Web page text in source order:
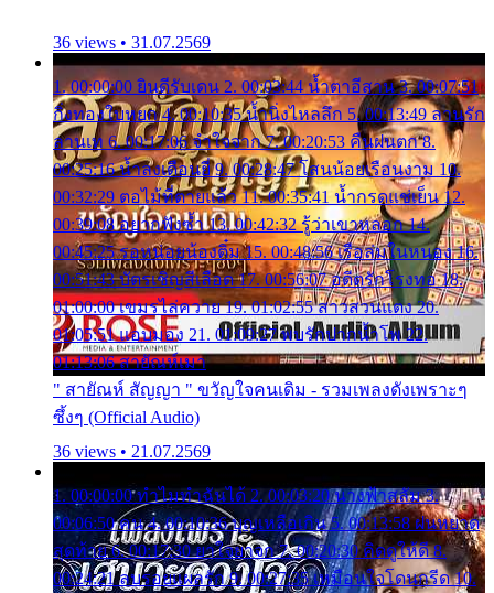
36 views • 31.07.2569
1. 00:00:00 ยินดีรับเดน 2. 00:03:44 น้ำตาอีสาน 3. 00:07:51
กิ่งทองใบหยก 4. 00:10:35 น้ำนิ่งไหลลึก 5. 00:13:49 ลานรัก
ลานเท 6. 00:17:06 จำใจจาก 7. 00:20:53 คืนฝนตก 8.
00:25:16 น้ำลงเดือนยี่ 9. 00:28:47 โสนน้อยเรือนงาม 10.
00:32:29 ตอไม้ที่ตายแล้ว 11. 00:35:41 น้ำกรดแช่เย็น 12.
00:39:08 อยากฟังซ้ำ 13. 00:42:32 รู้ว่าเขาหลอก 14.
00:45:25 รอหน่อยน้องติ๋ม 15. 00:48:56 เรือล่มในหนอง 16.
00:51:43 บัตรเชิญสีเลือด 17. 00:56:07 อดีตรักโรงทอ 18.
01:00:00 เขมรไล่ควาย 19. 01:02:55 สาวสวนแตง 20.
01:05:51 แอบมอง 21. 01:09:27 พบรักปากน้ำโพ 22.
01:13:06 สายัณห์เมา
" สายัณห์ สัญญา " ขวัญใจคนเดิม - รวมเพลงดังเพราะๆ
ซึ้งๆ (Official Audio)
36 views • 21.07.2569
1. 00:00:00 ทำไมทำฉันได้ 2. 00:03:20 นางฟ้าสลัม 3.
00:06:50 คน 4. 00:10:36 บุญเหลือเกิน 5. 00:13:58 ฝนหยาด
สุดท้าย 6. 00:17:30 ยาใจยาจก 7. 00:20:30 คิดดูให้ดี 8.
00:24:21 ลบรอยแผลรัก 9. 00:27:35 เหมือนใจโดนกรีด 10.